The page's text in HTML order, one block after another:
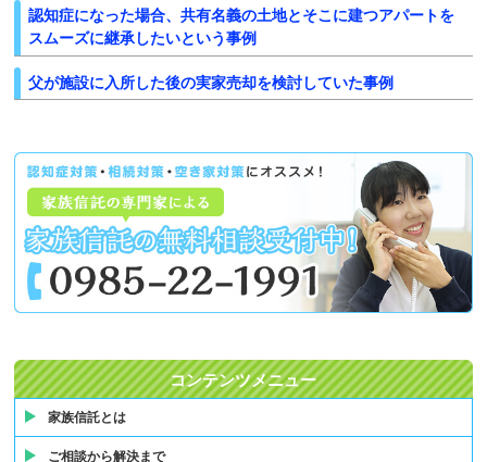
認知症になった場合、共有名義の土地とそこに建つアパートを
スムーズに継承したいという事例
父が施設に入所した後の実家売却を検討していた事例
コンテンツメニュー
家族信託とは
ご相談から解決まで